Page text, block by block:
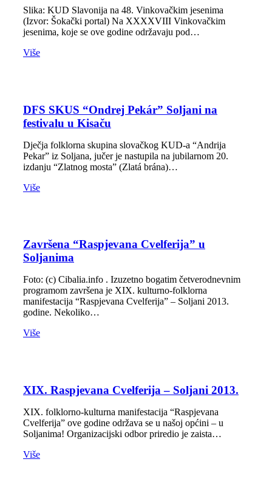
Slika: KUD Slavonija na 48. Vinkovačkim jesenima
(Izvor: Šokački portal) Na XXXXVIII Vinkovačkim
jesenima, koje se ove godine održavaju pod…
Više
DFS SKUS “Ondrej Pekár” Soljani na
festivalu u Kisaču
Dječja folklorna skupina slovačkog KUD-a “Andrija
Pekar” iz Soljana, jučer je nastupila na jubilarnom 20.
izdanju “Zlatnog mosta” (Zlatá brána)…
Više
Završena “Raspjevana Cvelferija” u
Soljanima
Foto: (c) Cibalia.info . Izuzetno bogatim četverodnevnim
programom završena je XIX. kulturno-folklorna
manifestacija “Raspjevana Cvelferija” – Soljani 2013.
godine. Nekoliko…
Više
XIX. Raspjevana Cvelferija – Soljani 2013.
XIX. folklorno-kulturna manifestacija “Raspjevana
Cvelferija” ove godine održava se u našoj općini – u
Soljanima! Organizacijski odbor priredio je zaista…
Više